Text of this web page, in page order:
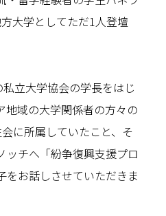
大学としてただ1人登壇
立大学協会の学長をはじ
地域の大学関係者の方々の
に所属していたこと、そ
ッチへ「紛争復興支援プロ
をお話しさせていただきま